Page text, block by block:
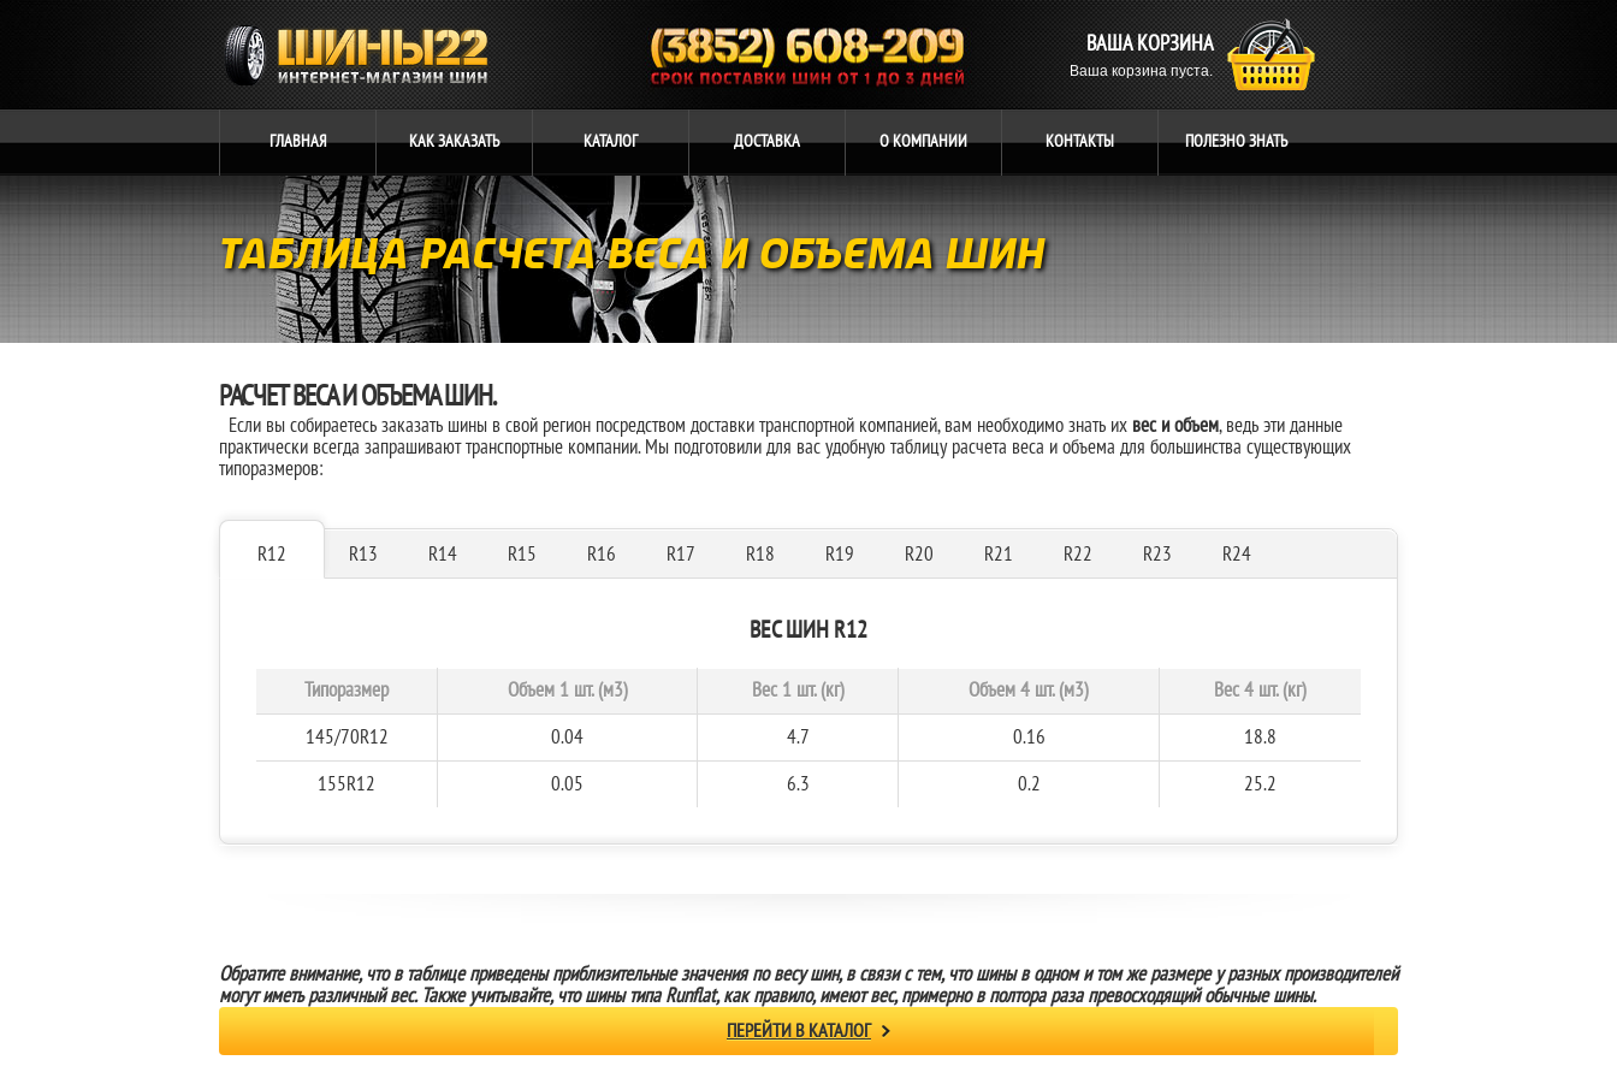
ВАША КОРЗИНА
Ваша корзина пуста.
ГЛАВНАЯ КАКЗАКАЗАТЬ КАТАЛОГ ДОСТАВКА ОКОМПАНИИ КОНТАКТЫ ПОЛЕЗНОЗНАТЬ
ТАБЛИЦА РАСЧЕТА ВЕСА И ОБЪЕМА ШИН
РАСЧЕТ ВЕСА И ОБЪЕМА ШИН.
Если вы собираетесь заказать шины в свой регион посредством доставки транспортной компанией, вам необходимо знать их вес и объем, ведь эти данные
практически всегда запрашивают транспортные компании. Мы подготовили для вас удобную таблицу расчета веса и объема для большинства существующих
типоразмеров:
R12 R13 R14 R15 R16 R17 R18 R19 R20 R21 R22 R23 R24
ВЕС ШИН R12
Типоразмер Объем 1 шт. (м3) Вес 1 шт. (кг) Объем 4 шт. (м3)
Вес 4 шт. (кг)
145/70R12
0.04 4.7 0.16
18.8
155R12
0.05 6.3 0.2 25.2
Обратите внимание, что в таблице приведены приблизительные значения по весу шин, в связи с тем, что шины в одном и том же размере у разных производителей
могут иметь различный вес. Также учитывайте, что шины типа Runflat, как правило, имеют вес, примерно в полтора раза превосходящий обычные шины.
ПЕРЕЙТИ В КАТАЛОГ